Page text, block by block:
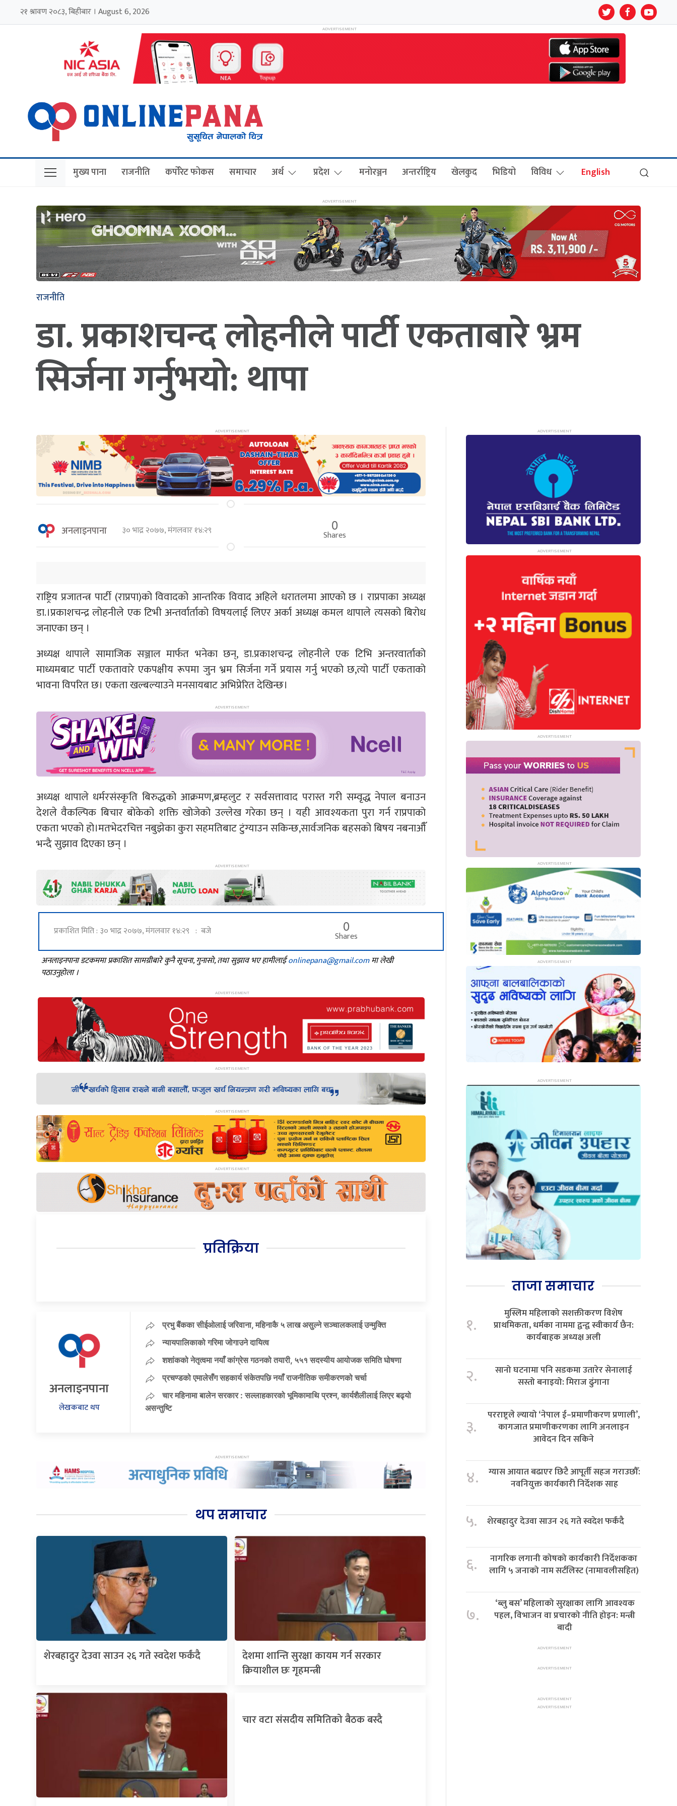
२१ श्रावण २०८३, बिहीबार । August 6, 2026
मुख्य पाना राजनीति कर्पोरेट फोकस समाचार अर्थ प्रदेश मनोरञ्जन अन्तर्राष्ट्रिय खेलकुद भिडियो विविध English
राजनीति
डा. प्रकाशचन्द लोहनीले पार्टी एकताबारे भ्रम
सिर्जना गर्नुभयो: थापा
अनलाइनपाना ३० भाद्र २०७७, मंगलवार १४:२९ 0
Shares
राष्ट्रिय प्रजातन्त्र पार्टी (राप्रपा)को विवादको आन्तरिक विवाद अहिले धरातलमा आएको छ । राप्रपाका अध्यक्ष
डा.।प्रकाशचन्द्र लोहनीले एक टिभी अन्तर्वार्ताको विषयलाई लिएर अर्का अध्यक्ष कमल थापाले त्यसको बिरोध
जनाएका छन् ।
अध्यक्ष थापाले सामाजिक सञ्जाल मार्फत भनेका छन्, डा.प्रकाशचन्द्र लोहनीले एक टिभि अन्तरवार्ताको
माध्यमबाट पार्टी एकतावारे एकपक्षीय रूपमा जुन भ्रम सिर्जना गर्ने प्रयास गर्नु भएको छ,त्यो पार्टी एकताको
भावना विपरित छ‌। एकता खल्बल्याउने मनसायबाट अभिप्रेरित देखिन्छ।
अध्यक्ष थापाले धर्मरसंस्कृति बिरुद्धको आक्रमण,ब्रम्हलुट र सर्वसत्तावाद परास्त गरी सम्वृद्ध नेपाल बनाउन
देशले वैकल्पिक बिचार बोकेको शक्ति खोजेको उल्लेख गरेका छन् । यही आवश्यकता पुरा गर्न राप्रपाको
एकता भएको हो।मतभेदरचित्त नबुझेका कुरा सहमतिबाट टुंग्याउन सकिन्छ,सार्वजनिक बहसको बिषय नबनाऔॅ
भन्दै सुझाव दिएका छन् ।
प्रकाशित मिति : ३० भाद्र २०७७, मंगलवार १४:२९ : बजे 0
Shares
अनलाइनपाना डटकममा प्रकाशित सामग्रीबारे कुनै सूचना, गुनासो, तथा सुझाव भए हामीलाईonlinepana@gmail.comमा लेखी
पठाउनुहोला ।
प्रतिक्रिया
अनलाइनपाना
लेखकबाट थप
प्रभु बैंकका सीईओलाई जरिवाना, महिनाकै ५ लाख असुल्ने सञ्चालकलाई उन्मुक्ति
न्यायपालिकाको गरिमा जोगाउने दायित्व
शशांकको नेतृत्वमा नयाँ कांग्रेस गठनको तयारी, ५५१ सदस्यीय आयोजक समिति घोषणा
प्रचण्डको एमालेसँग सहकार्य संकेतपछि नयाँ राजनीतिक समीकरणको चर्चा
चार महिनामा बालेन सरकार : सल्लाहकारको भूमिकामाथि प्रश्न, कार्यशैलीलाई लिएर बढ्यो
असन्तुष्टि
थप समाचार
शेरबहादुर देउवा साउन २६ गते स्वदेश फर्कंदै
देशमा शान्ति सुरक्षा कायम गर्न सरकार
क्रियाशील छः गृहमन्त्री
चार वटा संसदीय समितिको बैठक बस्दै
ताजा समाचार
१.
मुस्लिम महिलाको सशक्तीकरण विशेष
प्राथमिकता, धर्मका नाममा द्वन्द्व स्वीकार्य छैन:
कार्यबाहक अध्यक्ष अली
२.
सानो घटनामा पनि सडकमा उतारेर सेनालाई
सस्तो बनाइयो: मिराज ढुंगाना
३.
परराष्ट्रले ल्यायो ‘नेपाल ई–प्रमाणीकरण प्रणाली’,
कागजात प्रमाणीकरणका लागि अनलाइन
आवेदन दिन सकिने
४.
ग्यास आयात बढाएर छिटै आपूर्ती सहज गराउछौँ:
नवनियुक्त कार्यकारी निर्देशक साह
५. शेरबहादुर देउवा साउन २६ गते स्वदेश फर्कंदै
६.
नागरिक लगानी कोषको कार्यकारी निर्देशकका
लागि ५ जनाको नाम सर्टलिस्ट (नामावलीसहित)
७.
‘ब्लु बस’ महिलाको सुरक्षाका लागि आवश्यक
पहल, विभाजन वा प्रचारको नीति होइन: मन्त्री
बादी